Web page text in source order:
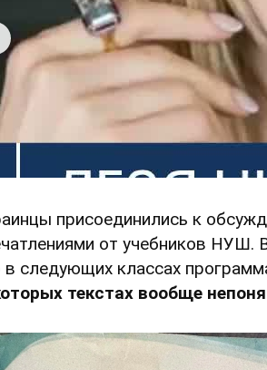
присоединились к
от учебников НУШ.
в следующих классах
текстах вообще